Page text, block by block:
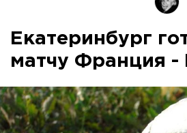
Екатеринбург
матчу Франция -